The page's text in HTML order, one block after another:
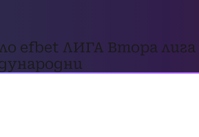
efbet ЛИГА Втора лига